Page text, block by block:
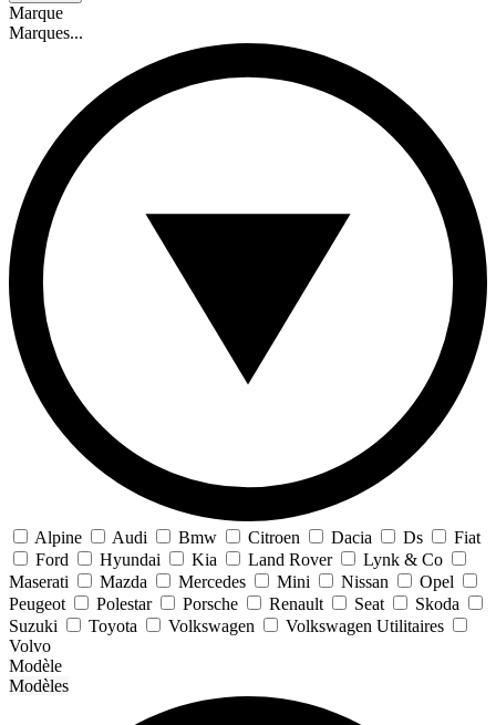
Marque
Marques...
Alpine Audi Bmw Citroen Dacia Ds
Fiat
Ford
Hyundai Kia Land Rover
Lynk & Co
Maserati
Mazda Mercedes Mini Nissan
Opel
Peugeot
Polestar Porsche Renault Seat
Skoda
Suzuki
Toyota Volkswagen
Volkswagen Utilitaires
Volvo
Modèle
Modèles